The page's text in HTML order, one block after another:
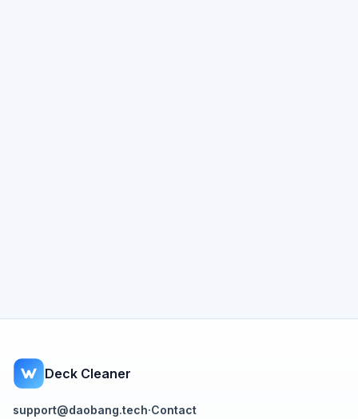
Deck Cleaner
support@daobang.tech·Contact